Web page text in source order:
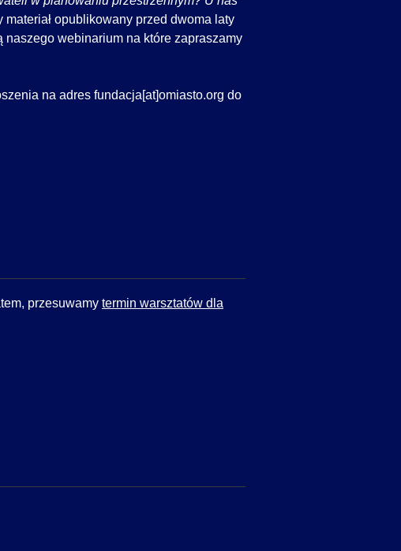
materiał opublikowany przed dwoma laty
webinarium na które zapraszamy
na adres fundacja[at]omiasto.org do
przesuwamy termin warsztatów dla